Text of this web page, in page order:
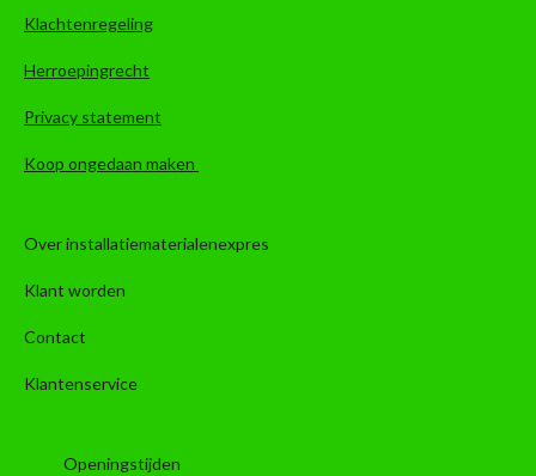
Klachtenregeling
Herroepingrecht
Privacy statement
Koop ongedaan maken
Over installatiematerialenexpres
Klant worden
Contact
Klantenservice
Openingstijden